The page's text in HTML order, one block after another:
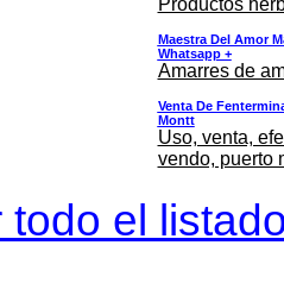
Maestra Del Amor
Whatsapp +
Amarres de
Venta De
Montt
Uso, venta,
vendo, puerto
todo el